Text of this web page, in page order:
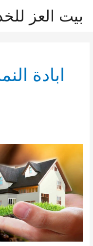
بيت العز
ابادة